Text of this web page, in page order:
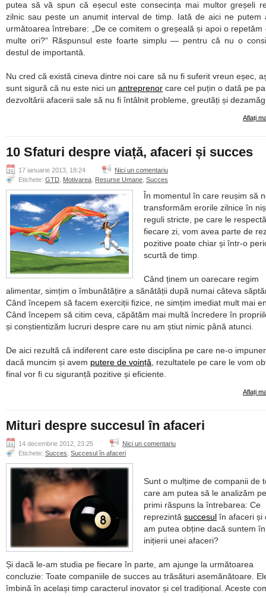
putea să vă spun că eșecul este consecința mai multor greșeli
zilnic sau peste un anumit interval de timp. Iată de aici ne putem
următoarea întrebare:
De ce comitem o greșeală și apoi o repetăm
multe ori?
Răspunsul este foarte simplu — pentru că nu o
destul de importantă.
Nu cred că există cineva dintre noi care să nu fi suferit vreun eșec,
sunt sigură că nu este nici un antreprenor care cel puțin o dată pe
dezvoltării afacerii sale să nu fi întâlnit probleme, greutăți și
Aflați
10 Sfaturi despre viață, afaceri și succes
17 ianuarie 2013, 18:24
Nici un comentariu
Etichete: GTD Motivarea Resurse Umane Succes
În momentul în care reușim să
transformăm erorile zilnice în
reguli stricte, pe care le
fiecare zi, vom avea parte de
pozitive poate chiar și într-o
scurtă de timp.
Când ținem un oarecare regim
alimentar, simțim o îmbunătățire a sănătății după numai câteva
Când începem să facem exerciții fizice, ne simțim imediat mult mai
Când începem să citim ceva, căpătăm mai multă încredere în
și conștientizăm lucruri despre care nu am știut nimic până atunci.
De aici rezultă că indiferent care este disciplina pe care ne-o
dacă muncim și avem putere de voință , rezultatele pe care le vom
final vor fi cu siguranță pozitive și eficiente.
Aflați
Mituri despre succesul în afaceri
14 decembrie 2012, 23:25
Nici un comentariu
Etichete: Succes Succesul în afaceri
Sunt o mulțime de companii de
care am putea să le analizăm
primi răspuns la întrebarea: Ce
reprezintă succesul în afaceri și
am putea obține dacă suntem
inițierii unei afaceri?
Și dacă le-am studia pe fiecare în parte, am ajunge la următoarea
concluzie: Toate companiile de succes au trăsături asemănătoare.
îmbină în același timp caracterul inovator și cel tradițional. Aceste